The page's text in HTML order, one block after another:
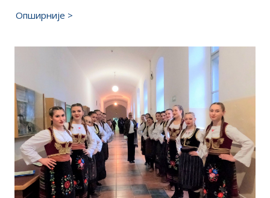
Опширније >